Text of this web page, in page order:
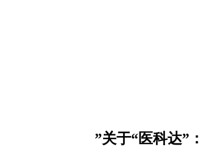
”关于“医科达”